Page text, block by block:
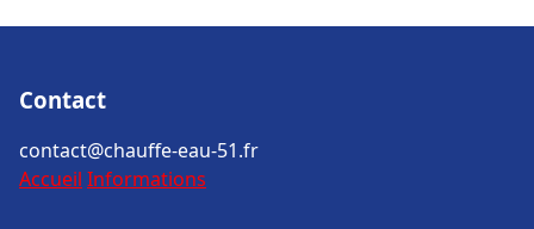
Contact
contact@chauffe-eau-51.fr
Accueil Informations